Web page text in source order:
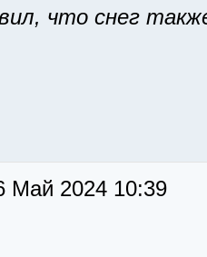
что снег
Май 2024 10:39